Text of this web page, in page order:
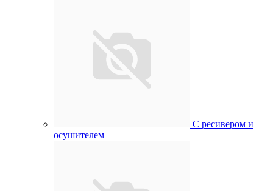
С ресивером и
осушителем